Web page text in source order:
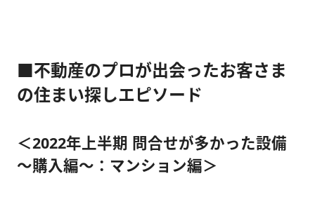
■不動産のプロが出会ったお客さま
の住まい探しエピソード
＜2022年上半期 問合せが多かった設備
～購入編～：マンション編＞